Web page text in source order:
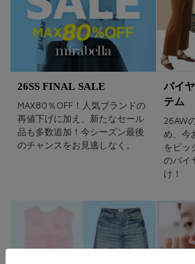
26SS FINAL SALE
MAX80％OFF！人気ブランドの
再値下げに加え、新たなセール
品も多数追加！今シーズン最後
のチャンスをお見逃しなく。
バイ
テム
26AW
め、今
をピッ
のバイ
け！